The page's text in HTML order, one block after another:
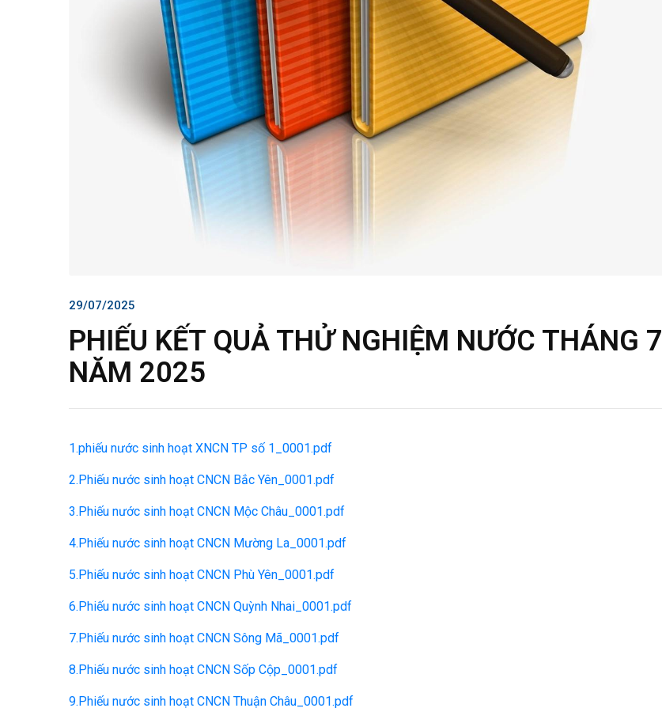
29/07/2025
PHIẾU KẾT QUẢ THỬ NGHIỆM NƯỚC THÁNG 7
NĂM 2025
1.phiếu nước sinh hoạt XNCN TP số 1_0001.pdf
2.Phiếu nước sinh hoạt CNCN Bắc Yên_0001.pdf
3.Phiếu nước sinh hoạt CNCN Mộc Châu_0001.pdf
4.Phiếu nước sinh hoạt CNCN Mường La_0001.pdf
5.Phiếu nước sinh hoạt CNCN Phù Yên_0001.pdf
6.Phiếu nước sinh hoạt CNCN Quỳnh Nhai_0001.pdf
7.Phiếu nước sinh hoạt CNCN Sông Mã_0001.pdf
8.Phiếu nước sinh hoạt CNCN Sốp Cộp_0001.pdf
9.Phiếu nước sinh hoạt CNCN Thuận Châu_0001.pdf